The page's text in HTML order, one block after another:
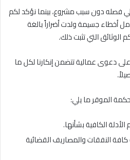
فصله دون سبب مشروع، بينما نؤكد لكم
أخطاء جسيمة ولدت أضراراً بالغة
الوثائق التي تثبت ذلك.
دعوى عمالية تتضمن إنكارنا لكل ما
الموقر ما يلي:
الكافية بشأنها.
النفقات والمصاريف القضائية